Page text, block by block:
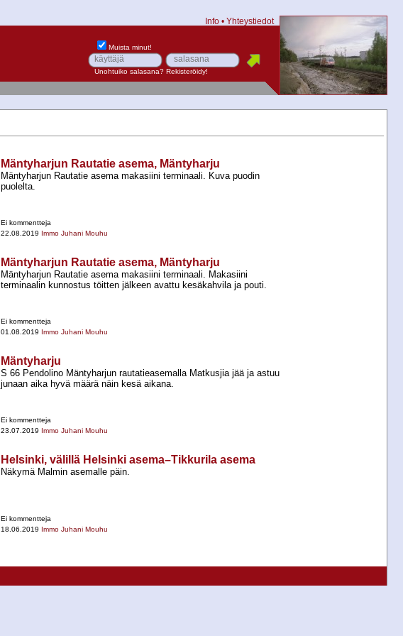
Info • Yhteystiedot
Muista minut!
Unohtuiko salasana? Rekisteröidy!
Mäntyharjun Rautatie asema, Mäntyharju
Mäntyharjun Rautatie asema makasiini terminaali. Kuva puodin
puolelta.
Ei kommentteja
22.08.2019 Immo Juhani Mouhu
Mäntyharjun Rautatie asema, Mäntyharju
Mäntyharjun Rautatie asema makasiini terminaali. Makasiini
terminaalin kunnostus töitten jälkeen avattu kesäkahvila ja pouti.
Ei kommentteja
01.08.2019 Immo Juhani Mouhu
Mäntyharju
S 66 Pendolino Mäntyharjun rautatieasemalla Matkusjia jää ja astuu
junaan aika hyvä määrä näin kesä aikana.
Ei kommentteja
23.07.2019 Immo Juhani Mouhu
Helsinki, välillä Helsinki asema–Tikkurila asema
Näkymä Malmin asemalle päin.
Ei kommentteja
18.06.2019 Immo Juhani Mouhu